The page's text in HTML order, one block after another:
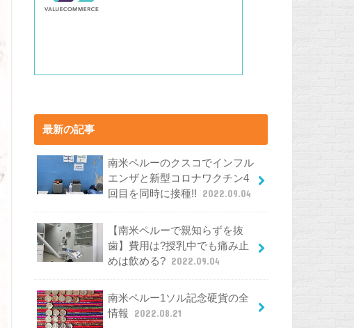
最新の記事
南米ペルーのクスコでインフル
エンザと新型コロナワクチン4
回目を同時に接種!!
2022.09.04
【南米ペルーで親知らずを抜
歯】費用は?授乳中でも痛み止
めは飲める? 2022.09.04
南米ペルー1ソル記念硬貨の全
情報
2022.08.21